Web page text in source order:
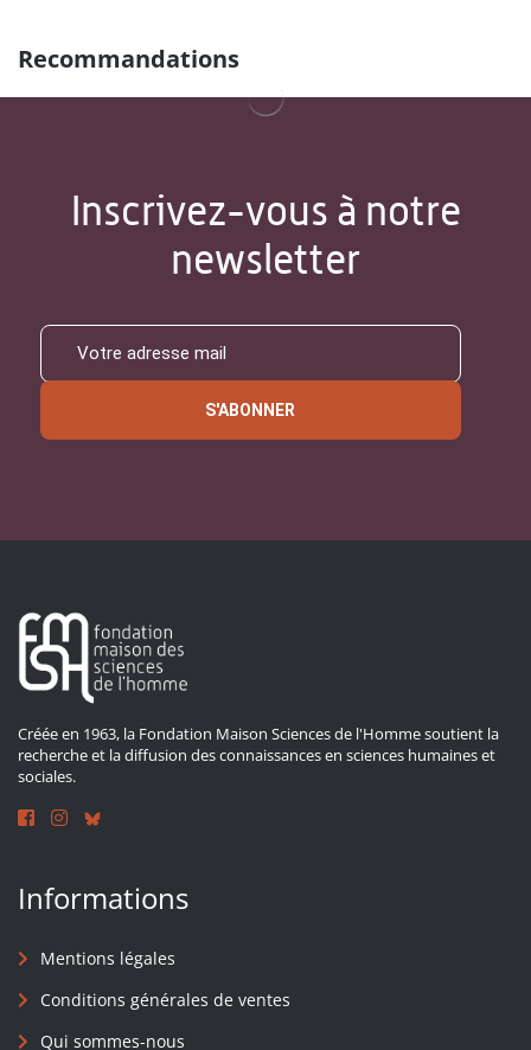
Recommandations
Inscrivez-vous à notre
newsletter
S'ABONNER
Créée en 1963, la Fondation Maison Sciences de l'Homme soutient la
recherche et la diffusion des connaissances en sciences humaines et
sociales.
Informations
Mentions légales
Conditions générales de ventes
Qui sommes-nous